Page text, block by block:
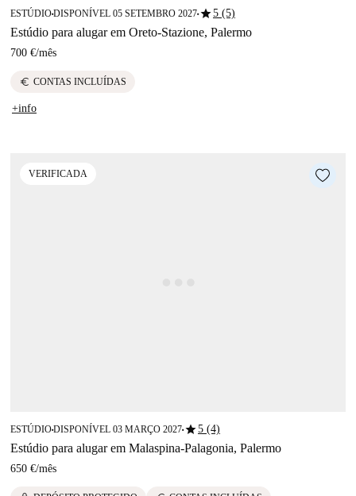
ESTÚDIO■DISPONÍVEL 05 SETEMBRO 2027■star5 (5)
Estúdio para alugar em Oreto-Stazione, Palermo
700 €/mês
euro CONTAS INCLUÍDAS
+info
VERIFICADA
ESTÚDIO■DISPONÍVEL 03 MARÇO 2027■star5 (4)
Estúdio para alugar em Malaspina-Palagonia, Palermo
650 €/mês